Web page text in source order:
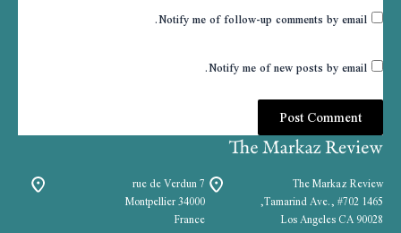
Notify me of follow-up comments by email.
Notify me of new posts by email.
The Markaz Review
1465 Tamarind Ave., #702,
Los Angeles CA 90028
7 rue de Verdun
34000 Montpellier
France